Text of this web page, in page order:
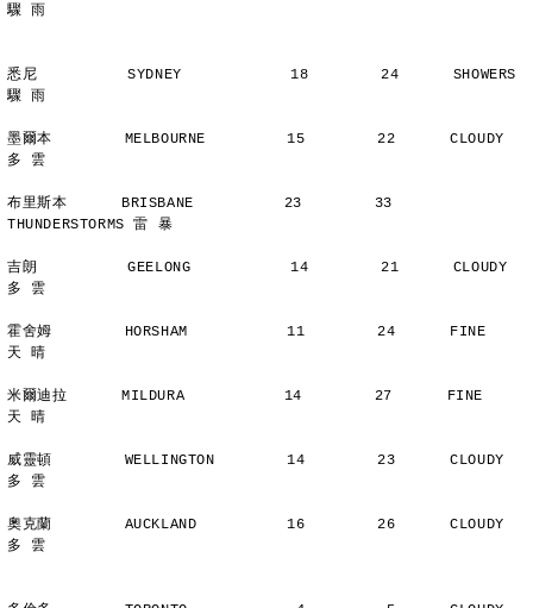
驟 雨
悉尼          SYDNEY            18        24      SHOWERS
驟 雨
墨爾本        MELBOURNE         15        22      CLOUDY
多 雲
布里斯本      BRISBANE          23        33
THUNDERSTORMS 雷 暴
吉朗          GEELONG           14        21      CLOUDY
多 雲
霍舍姆        HORSHAM           11        24      FINE
天 晴
米爾迪拉      MILDURA           14        27      FINE
天 晴
威靈頓        WELLINGTON        14        23      CLOUDY
多 雲
奧克蘭        AUCKLAND          16        26      CLOUDY
多 雲